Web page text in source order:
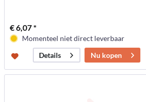
€ 6,07 *
Momenteel niet direct leverbaar
Details
Nu kopen